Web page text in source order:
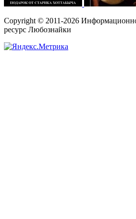
Copyright © 2011-2026
ресурс Любознайки